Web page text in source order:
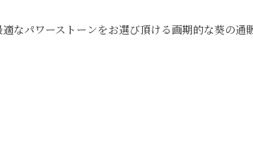
パワーストーンをお選び頂ける画期的な葵の通販